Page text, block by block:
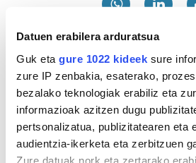
Datuen erabilera arduratsua
Guk eta gure 1022 kideek sure
zure IP zenbakia, esaterako,
bezalako teknologiak erabiliz eta
informazioak azitzen dugu
pertsonalizatua, publizitatearen eta
audientzia-ikerketa eta zerbitzuen
Zure datuak nork eta zertarako